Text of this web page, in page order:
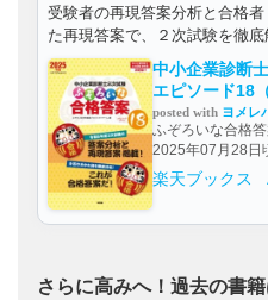
受験者の再現答案分析と合格
た再現答案で、２次試験を徹底
中小企業診断
エピソード18
posted with ヨメレ
ふぞろいな合格
2025年07月28日
楽天ブックス
さらに高みへ！過去の書籍